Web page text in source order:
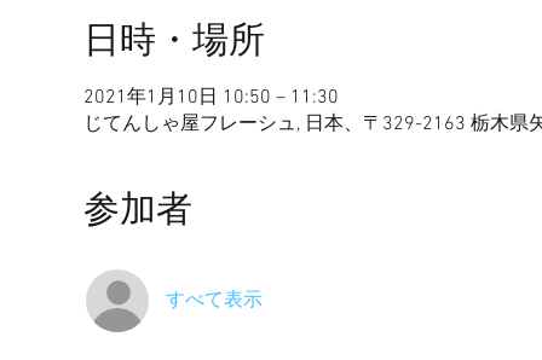
日時・場所
2021年1月10日 10:50 – 11:30
じてんしゃ屋フレーシュ, 日本、〒329-2163 栃木県
参加者
すべて表示